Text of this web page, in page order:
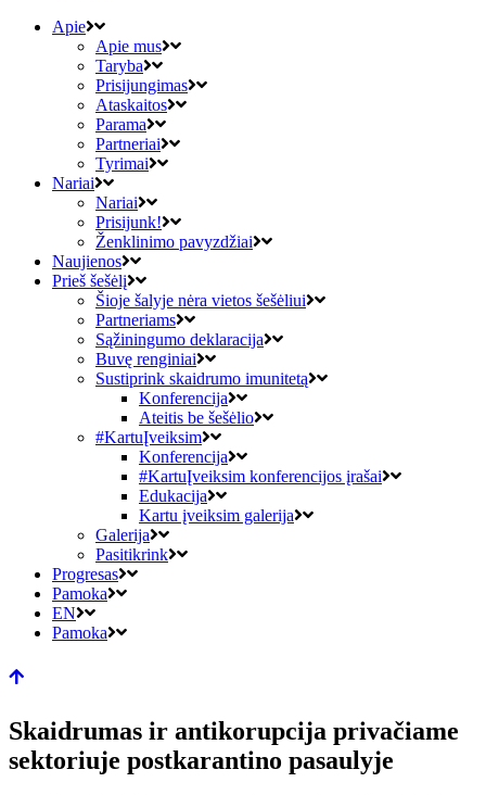
Apie
Apie mus
Taryba
Prisijungimas
Ataskaitos
Parama
Partneriai
Tyrimai
Nariai
Nariai
Prisijunk!
Ženklinimo pavyzdžiai
Naujienos
Prieš šešėlį
Šioje šalyje nėra vietos šešėliui
Partneriams
Sąžiningumo deklaracija
Buvę renginiai
Sustiprink skaidrumo imunitetą
Konferencija
Ateitis be šešėlio
#KartuĮveiksim
Konferencija
#KartuĮveiksim konferencijos įrašai
Edukacija
Kartu įveiksim galerija
Galerija
Pasitikrink
Progresas
Pamoka
EN
Pamoka
Skaidrumas ir antikorupcija privačiame
sektoriuje postkarantino pasaulyje